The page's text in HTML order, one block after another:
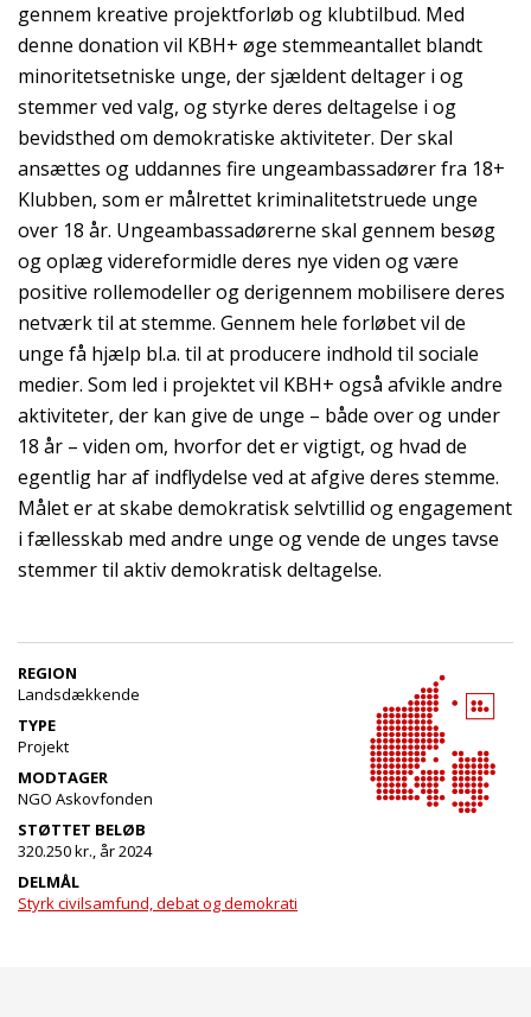
gennem kreative projektforløb og klubtilbud. Med
denne donation vil KBH+ øge stemmeantallet blandt
minoritetsetniske unge, der sjældent deltager i og
stemmer ved valg, og styrke deres deltagelse i og
bevidsthed om demokratiske aktiviteter. Der skal
ansættes og uddannes fire ungeambassadører fra 18+
Klubben, som er målrettet kriminalitetstruede unge
over 18 år. Ungeambassadørerne skal gennem besøg
og oplæg videreformidle deres nye viden og være
positive rollemodeller og derigennem mobilisere deres
netværk til at stemme. Gennem hele forløbet vil de
unge få hjælp bl.a. til at producere indhold til sociale
medier. Som led i projektet vil KBH+ også afvikle andre
aktiviteter, der kan give de unge – både over og under
18 år – viden om, hvorfor det er vigtigt, og hvad de
egentlig har af indflydelse ved at afgive deres stemme.
Målet er at skabe demokratisk selvtillid og engagement
i fællesskab med andre unge og vende de unges tavse
stemmer til aktiv demokratisk deltagelse.
REGION
Landsdækkende
TYPE
Projekt
MODTAGER
NGO Askovfonden
STØTTET BELØB
320.250 kr., år 2024
DELMÅL
Styrk civilsamfund, debat og demokrati